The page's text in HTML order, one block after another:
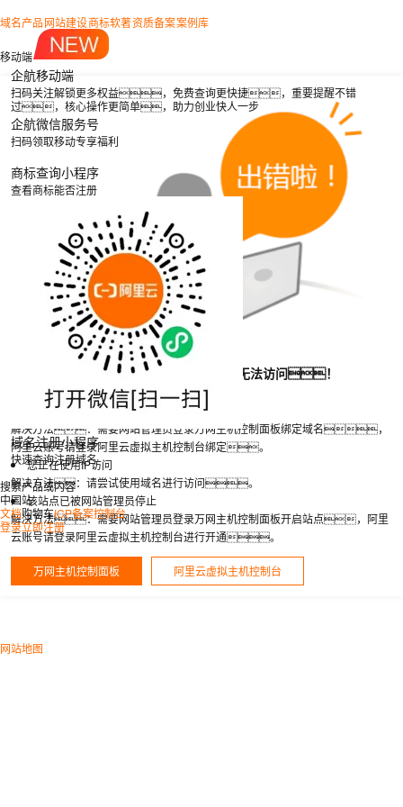
域名产品网站建设商标软著资质备案案例库
移动端
企航移动端
扫码关注解锁更多权益，免费查询更快捷，重要提醒不错
过，核心操作更简单，助力创业快人一步
企航微信服务号
扫码领取移动专享福利
商标查询小程序
查看商标能否注册
域名注册小程序
快速查询注册域名
搜索产品或内容
中国站
文档购物车ICP备案控制台
登录立即注册
抱歉！该网站可能由于以下原因无法访问！
您访问的域名未绑定至主机
解决方法：需要网站管理员登录万网主机控制面板绑定域名，
阿里云账号请登录阿里云虚拟主机控制台绑定。
您正在使用IP访问
解决方法：请尝试使用域名进行访问。
该站点已被网站管理员停止
解决方法：需要网站管理员登录万网主机控制面板开启站点，阿里
云账号请登录阿里云虚拟主机控制台进行开通。
万网主机控制面板 阿里云虚拟主机控制台
网站地图